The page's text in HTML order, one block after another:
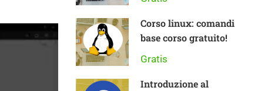
Corso linux: comandi
base corso gratuito!
Gratis
Introduzione al